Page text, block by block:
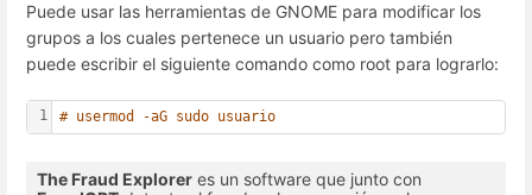
Puede usar las herramientas de GNOME para modificar los
grupos a los cuales pertenece un usuario pero también
puede escribir el siguiente comando como root para lograrlo:
1 # usermod -aG sudo usuario
The Fraud Explorer es un software que junto con